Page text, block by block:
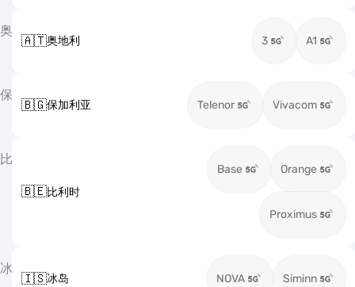
奥
🇦🇹奥地利 3 A1
保
🇧🇬保加利亚 Telenor Vivacom
比
🇧🇪比利时
Base Orange
Proximus
冰
🇮🇸冰岛 NOVA Siminn